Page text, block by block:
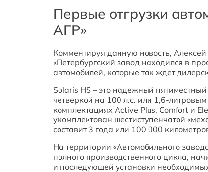
Первые отгрузки
АГР»
Комментируя данную новость,
«Петербургский завод находился в
автомобилей, которые так ждет
Solaris HS – это надежный
четверкой на 100 л.с. или 1,6-
комплектациях Active Plus, Comfort и
укомплектован шестиступенчатой
составит 3 года или 100 000
На территории «Автомобильного
полного производственного цикла,
и последующей установки